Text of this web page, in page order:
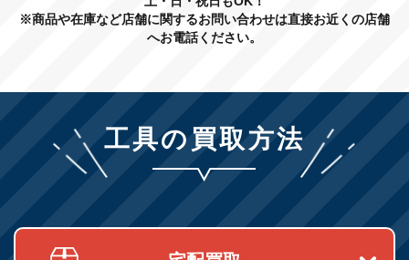
※商品や在庫など店舗に関するお問い合わせは直接お近くの店舗
へお電話ください。
工具の買取方法